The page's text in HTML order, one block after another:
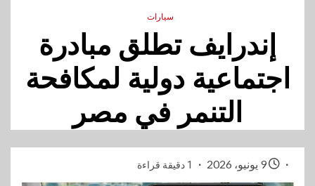
سيارات
إندرايف تطلق مبادرة
اجتماعية دولية لمكافحة
التنمر في مصر
1 دقيقة قراءة